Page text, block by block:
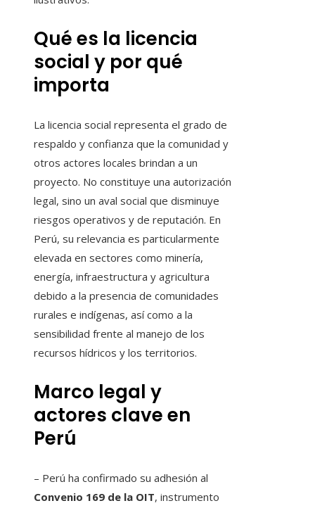
Qué es la licencia
social y por qué
importa
La licencia social representa el grado de
respaldo y confianza que la comunidad y
otros actores locales brindan a un
proyecto. No constituye una autorización
legal, sino un aval social que disminuye
riesgos operativos y de reputación. En
Perú, su relevancia es particularmente
elevada en sectores como minería,
energía, infraestructura y agricultura
debido a la presencia de comunidades
rurales e indígenas, así como a la
sensibilidad frente al manejo de los
recursos hídricos y los territorios.
Marco legal y
actores clave en
Perú
– Perú ha confirmado su adhesión al
Convenio 169 de la OIT, instrumento